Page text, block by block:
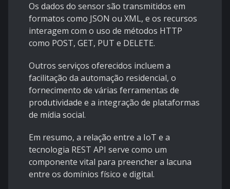
Os dados do sensor são transmitidos em
formatos como JSON ou XML, e os recursos
interagem com o uso de métodos HTTP
como POST, GET, PUT e DELETE.
Outros serviços oferecidos incluem a
facilitação da automação residencial, o
fornecimento de várias ferramentas de
produtividade e a integração de plataformas
de mídia social.
Em resumo, a relação entre a IoT e a
tecnologia REST API serve como um
componente vital para preencher a lacuna
entre os domínios físico e digital.